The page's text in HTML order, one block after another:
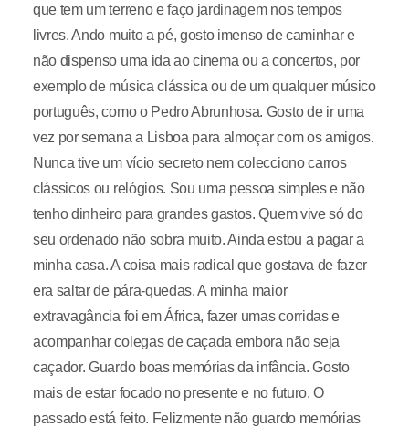
que tem um terreno e faço jardinagem nos tempos
livres. Ando muito a pé, gosto imenso de caminhar e
não dispenso uma ida ao cinema ou a concertos, por
exemplo de música clássica ou de um qualquer músico
português, como o Pedro Abrunhosa. Gosto de ir uma
vez por semana a Lisboa para almoçar com os amigos.
Nunca tive um vício secreto nem colecciono carros
clássicos ou relógios. Sou uma pessoa simples e não
tenho dinheiro para grandes gastos. Quem vive só do
seu ordenado não sobra muito. Ainda estou a pagar a
minha casa. A coisa mais radical que gostava de fazer
era saltar de pára-quedas. A minha maior
extravagância foi em África, fazer umas corridas e
acompanhar colegas de caçada embora não seja
caçador. Guardo boas memórias da infância. Gosto
mais de estar focado no presente e no futuro. O
passado está feito. Felizmente não guardo memórias